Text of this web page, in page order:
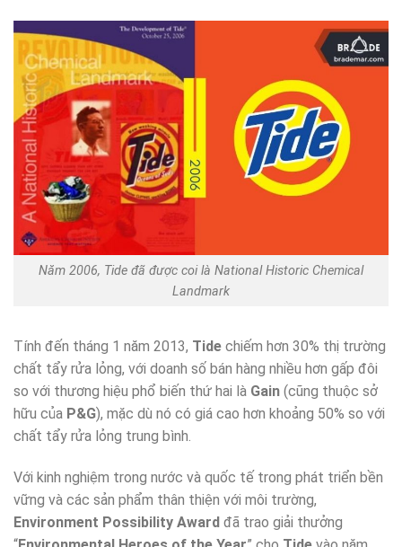
Năm 2006, Tide đã được coi là National Historic Chemical
Landmark
Tính đến tháng 1 năm 2013, Tide chiếm hơn 30% thị trường
chất tẩy rửa lỏng, với doanh số bán hàng nhiều hơn gấp đôi
so với thương hiệu phổ biến thứ hai là Gain (cũng thuộc sở
hữu của P&G), mặc dù nó có giá cao hơn khoảng 50% so với
chất tẩy rửa lỏng trung bình.
Với kinh nghiệm trong nước và quốc tế trong phát triển bền
vững và các sản phẩm thân thiện với môi trường,
Environment Possibility Award đã trao giải thưởng